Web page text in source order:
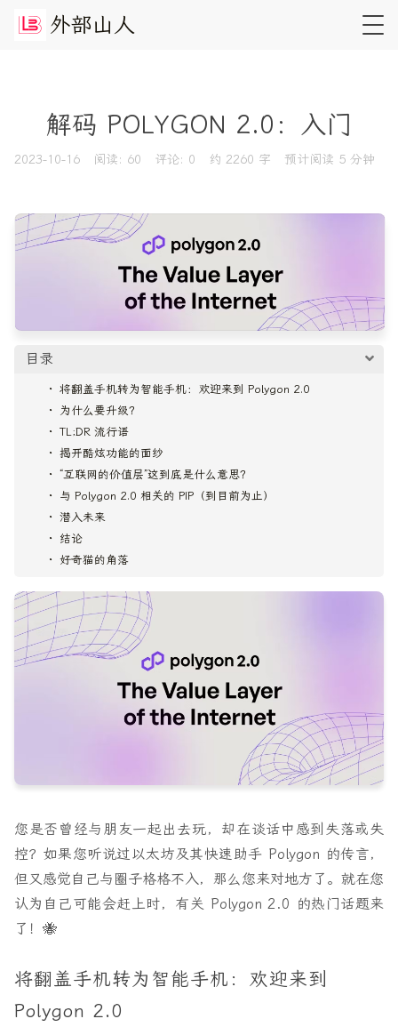
外部山 人
解码 POLYGON 2.0：入门
2023-10-16 阅读: 60 评论: 0 约 2260 字 预计阅读 5 分钟
目录
将翻盖手机转为智能手机：欢迎来到 Polygon 2.0
为什么要升级？
TL;DR 流行语
揭开酷炫功能的面纱
“互联网的价值层”这到底是什么意思？
与 Polygon 2.0 相关的 PIP（到目前为止）
潜入未来
结论
好奇猫的角落
您是否曾经与朋友一起出去玩，却在谈话中感到失落或失
控？如果您听说过以太坊及其快速助手 Polygon 的传言，
但又感觉自己与圈子格格不入，那么您来对地方了。就在您
认为自己可能会赶上时，有关 Polygon 2.0 的热门话题来
了！🐝
将翻盖手机转为智能手机：欢迎来到
Polygon 2.0